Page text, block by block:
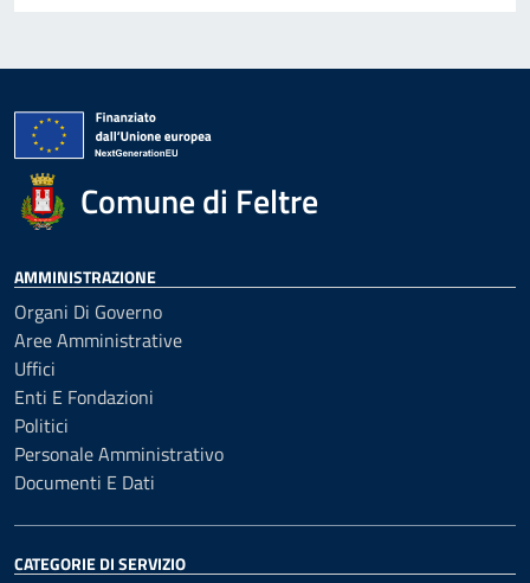
Comune di Feltre
AMMINISTRAZIONE
Organi Di Governo
Aree Amministrative
Uffici
Enti E Fondazioni
Politici
Personale Amministrativo
Documenti E Dati
CATEGORIE DI SERVIZIO